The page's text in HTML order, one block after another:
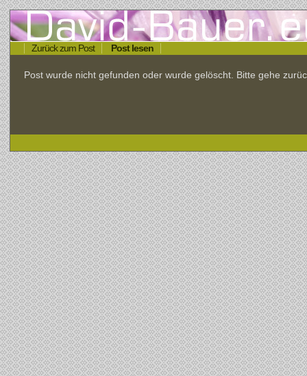
Zurück zum Post Post lesen
Post wurde nicht gefunden oder wurde gelöscht. Bitte gehe